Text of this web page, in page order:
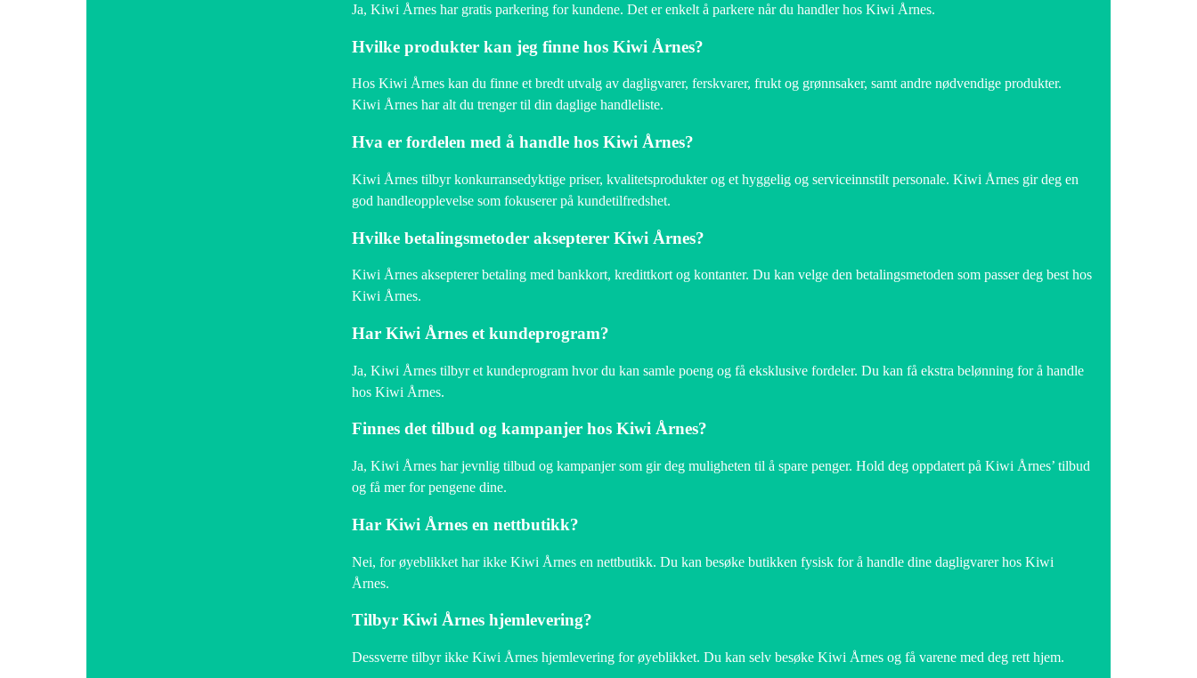
Ja, Kiwi Årnes har gratis parkering for kundene. Det er enkelt å parkere når du handler hos Kiwi Årnes.
Hvilke produkter kan jeg finne hos Kiwi Årnes?
Hos Kiwi Årnes kan du finne et bredt utvalg av dagligvarer, ferskvarer, frukt og grønnsaker, samt andre nødvendige produkter.
Kiwi Årnes har alt du trenger til din daglige handleliste.
Hva er fordelen med å handle hos Kiwi Årnes?
Kiwi Årnes tilbyr konkurransedyktige priser, kvalitetsprodukter og et hyggelig og serviceinnstilt personale. Kiwi Årnes gir deg en
god handleopplevelse som fokuserer på kundetilfredshet.
Hvilke betalingsmetoder aksepterer Kiwi Årnes?
Kiwi Årnes aksepterer betaling med bankkort, kredittkort og kontanter. Du kan velge den betalingsmetoden som passer deg best hos
Kiwi Årnes.
Har Kiwi Årnes et kundeprogram?
Ja, Kiwi Årnes tilbyr et kundeprogram hvor du kan samle poeng og få eksklusive fordeler. Du kan få ekstra belønning for å handle
hos Kiwi Årnes.
Finnes det tilbud og kampanjer hos Kiwi Årnes?
Ja, Kiwi Årnes har jevnlig tilbud og kampanjer som gir deg muligheten til å spare penger. Hold deg oppdatert på Kiwi Årnes’ tilbud
og få mer for pengene dine.
Har Kiwi Årnes en nettbutikk?
Nei, for øyeblikket har ikke Kiwi Årnes en nettbutikk. Du kan besøke butikken fysisk for å handle dine dagligvarer hos Kiwi
Årnes.
Tilbyr Kiwi Årnes hjemlevering?
Dessverre tilbyr ikke Kiwi Årnes hjemlevering for øyeblikket. Du kan selv besøke Kiwi Årnes og få varene med deg rett hjem.